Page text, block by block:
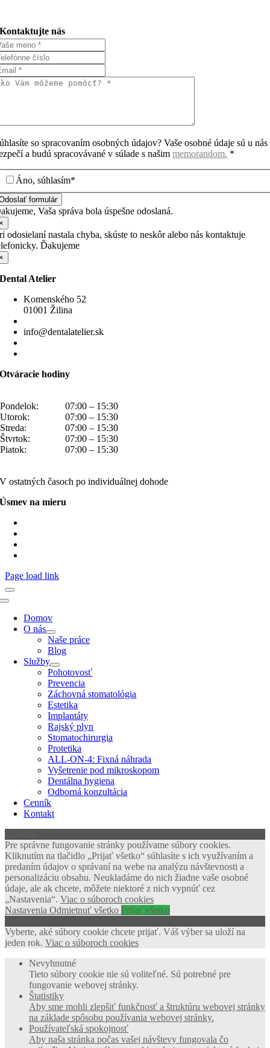
Kontaktujte nás
so spracovaním osobných údajov? Vaše osobné údaje sú u
a budú spracovávané v súlade s našimmemorandom. *
Áno, súhlasím*
formulár
Vaša správa bola úspešne odoslaná.
odosielaní nastala chyba, skúste to neskôr alebo nás kontaktuje
Ďakujeme
Dental Atelier
Komenského 52
01001 Žilina
info@dentalatelier.sk
Otváracie hodiny
Pondelok:
Utorok:
Streda:
Štvrtok:
Piatok:
07:00 – 15:30
07:00 – 15:30
07:00 – 15:30
07:00 – 15:30
07:00 – 15:30
V ostatných časoch po individuálnej dohode
Úsmev na mieru
Page load link
Toggle
NavigationDomov
O nás
Naše práce
Blog
Služby
Pohotovosť
Prevencia
Záchovná stomatológia
Estetika
Implantáty
Rajský plyn
Stomatochirurgia
Protetika
ALL-ON-4: Fixná náhrada
Vyšetrenie pod mikroskopom
Dentálna hygiena
Odborná konzultácia
Cenník
Kontakt
Pre správne fungovanie stránky používame súbory cookies.
Kliknutím na tlačidlo „Prijať všetko“ súhlasíte s ich využívaním a
predaním údajov o správaní na webe na analýzu návštevnosti a
personalizáciu obsahu. Neukladáme do nich žiadne vaše osobné
údaje, ale ak chcete, môžete niektoré z nich vypnúť cez
„Nastavenia“. Viac o súboroch cookies
Nastavenia Odmietnuť všetko Prijať všetko
Vyberte, aké súbory cookie chcete prijať. Váš výber sa uloží na
jeden rok. Viac o súboroch cookies
Nevyhnutné
Tieto súbory cookie nie sú voliteľné. Sú potrebné pre
fungovanie webovej stránky.
Štatistiky
Aby sme mohli zlepšiť funkčnosť a štruktúru webovej stránky
na základe spôsobu používania webovej stránky.
Používateľská spokojnosť
Aby naša stránka počas vašej návštevy fungovala čo